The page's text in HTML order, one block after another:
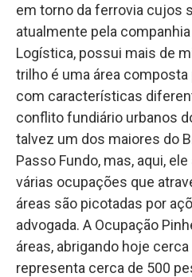
em torno da ferrovia cujos
atualmente pela
Logística, possui mais de
trilho é uma área
com características
conflito fundiário urbanos
talvez um dos maiores do
Passo Fundo, mas, aqui,
várias ocupações que
áreas são picotadas por
advogada. A Ocupação
áreas, abrigando hoje
representa cerca de 500